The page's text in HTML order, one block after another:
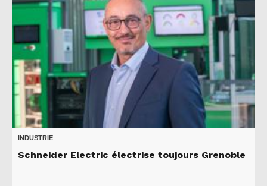
INDUSTRIE
Schneider Electric électrise toujours Grenoble